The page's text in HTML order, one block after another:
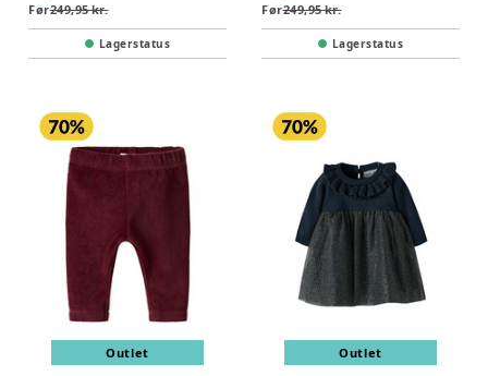
Før249,95 kr.
Lagerstatus
Før249,95 kr.
Lagerstatus
Outlet Outlet